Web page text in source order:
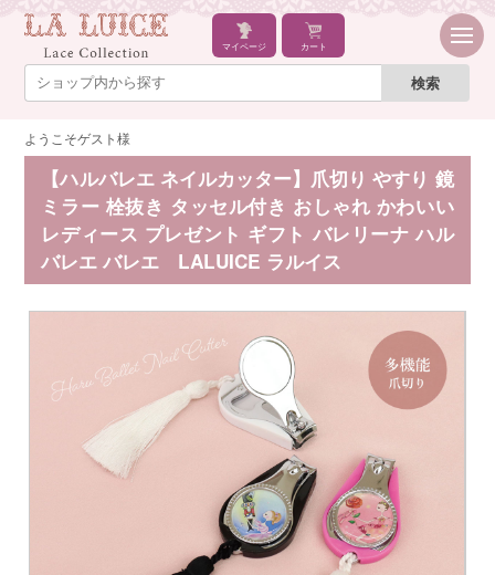
マイページ カート
ようこそゲスト様
【ハルバレエ ネイルカッター】爪切り やすり 鏡
ミラー 栓抜き タッセル付き おしゃれ かわいい
レディース プレゼント ギフト バレリーナ ハル
バレエ バレエ LALUICE ラルイス